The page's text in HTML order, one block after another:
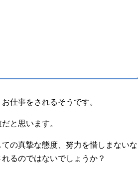
仕事をされるそうです。
と思います。
の真摯な態度、努力を惜しまないな
るのではないでしょうか？